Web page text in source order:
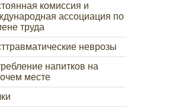
комиссия и
ассоциация по
труда
неврозы
напитков на
месте